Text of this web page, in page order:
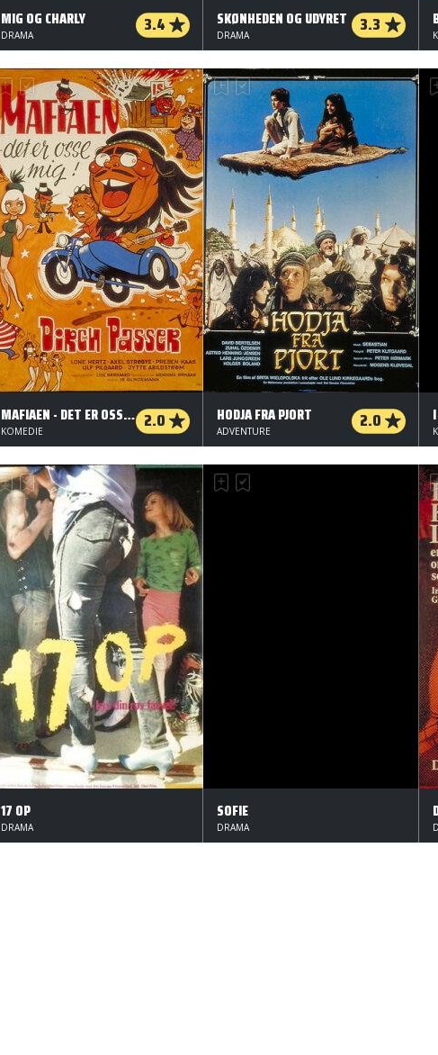
MIG OG CHARLY 3.4
DRAMA
SKØNHEDEN OG UDYRET 3.3
DRAMA
MAFIAEN - DET ER OSSE MIG! 2.0
KOMEDIE
HODJA FRA PJORT 2.0
ADVENTURE
17 OP
DRAMA
SOFIE
DRAMA